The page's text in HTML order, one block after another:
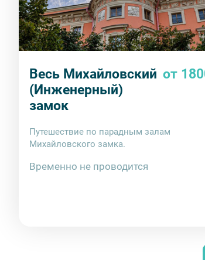
Весь Михайловский
(Инженерный)
замок
от
Путешествие по парадным залам
Михайловского замка.
Временно не проводится